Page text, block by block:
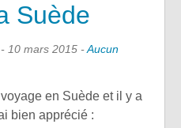
Suède
10 mars 2015 -Aucun
en Suède et il y a
bien apprécié :